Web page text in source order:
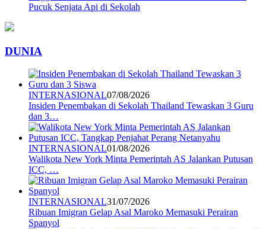
Pucuk Senjata Api di Sekolah
DUNIA
INTERNASIONAL07/08/2026
Insiden Penembakan di Sekolah Thailand Tewaskan 3 Guru
dan 3…
INTERNASIONAL01/08/2026
Walikota New York Minta Pemerintah AS Jalankan Putusan
ICC, …
INTERNASIONAL31/07/2026
Ribuan Imigran Gelap Asal Maroko Memasuki Perairan
Spanyol